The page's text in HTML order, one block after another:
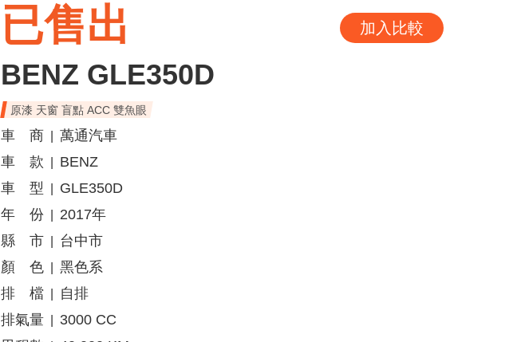
已售出 加入比較
BENZ GLE350D
原漆 天窗 盲點 ACC 雙魚眼
車 商
萬通汽車
車 款
BENZ
車 型
GLE350D
年 份
2017年
縣 市
台中市
顏 色
黑色系
排 檔
自排
排氣量
3000 CC